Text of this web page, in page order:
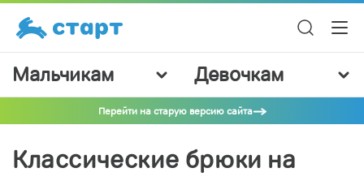
Мальчикам Девочкам
Перейти на старую версию сайта
Классические брюки на